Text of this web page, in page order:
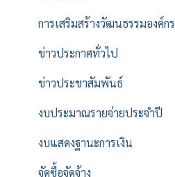
การเสริมสร้างวัฒนธรรมองค์กร
ข่าวประกาศทั่วไป
ข่าวประชาสัมพันธ์
งบประมาณรายจ่ายประจำปี
งบแสดงฐานะการเงิน
จัดซื้อจัดจ้าง